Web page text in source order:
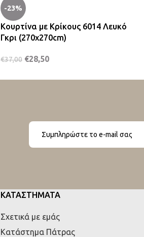
-23%
Κουρτίνα με Κρίκους 6014 Λευκό
Γκρι (270x270cm)
€37,00 €28,50
ΚΑΤΑΣΤΗΜΑΤΑ
Σχετικά με εμάς
Κατάστημα Πάτρας